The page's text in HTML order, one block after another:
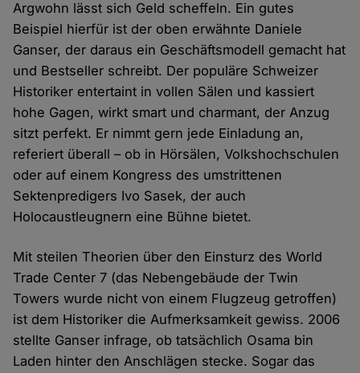
Argwohn lässt sich Geld scheffeln. Ein gutes
Beispiel hierfür ist der oben erwähnte Daniele
Ganser, der daraus ein Geschäftsmodell gemacht hat
und Bestseller schreibt. Der populäre Schweizer
Historiker entertaint in vollen Sälen und kassiert
hohe Gagen, wirkt smart und charmant, der Anzug
sitzt perfekt. Er nimmt gern jede Einladung an,
referiert überall – ob in Hörsälen, Volkshochschulen
oder auf einem Kongress des umstrittenen
Sektenpredigers Ivo Sasek, der auch
Holocaustleugnern eine Bühne bietet.
Mit steilen Theorien über den Einsturz des World
Trade Center 7 (das Nebengebäude der Twin
Towers wurde nicht von einem Flugzeug getroffen)
ist dem Historiker die Aufmerksamkeit gewiss. 2006
stellte Ganser infrage, ob tatsächlich Osama bin
Laden hinter den Anschlägen stecke. Sogar das